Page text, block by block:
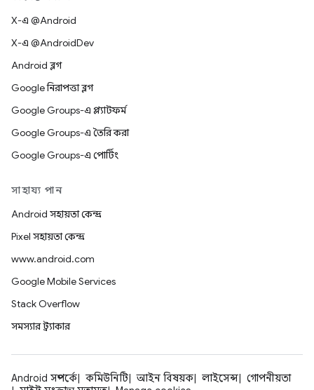
X-এ @Android
X-এ @AndroidDev
Android ব্লগ
Google নিরাপত্তা ব্লগ
Google Groups-এ প্ল্যাটফর্ম
Google Groups-এ তৈরি করা
Google Groups-এ পোর্টিং
সাহায্য পান
Android সহায়তা কেন্দ্র
Pixel সহায়তা কেন্দ্র
www.android.com
Google Mobile Services
Stack Overflow
সমস্যার ট্র্যাকার
Android সম্পর্কে কমিউনিটি আইন বিষয়ক লাইসেন্স
গোপনীয়তা